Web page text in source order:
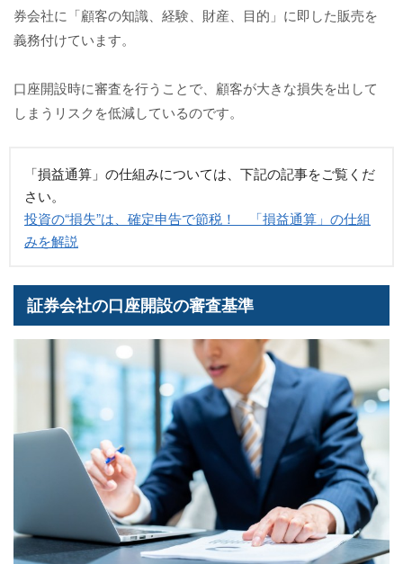
券会社に「顧客の知識、経験、財産、目的」に即した販売を
義務付けています。
口座開設時に審査を行うことで、顧客が大きな損失を出して
しまうリスクを低減しているのです。
「損益通算」の仕組みについては、下記の記事をご覧くだ
さい。
投資の“損失”は、確定申告で節税！ 「損益通算」の仕組
みを解説
証券会社の口座開設の審査基準